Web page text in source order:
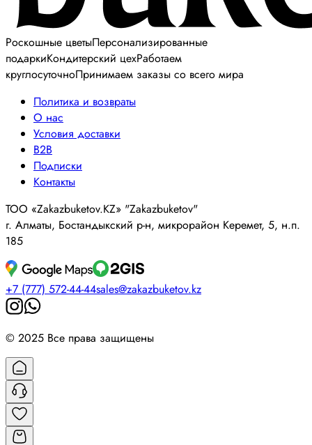
Роскошные цветыПерсонализированные
подаркиКондитерский цехРаботаем
круглосуточноПринимаем заказы со всего мира
Политика и возвраты
О нас
Условия доставки
B2B
Подписки
Контакты
ТОО «Zakazbuketov.KZ» "Zakazbuketov"
г. Алматы, Бостандыкский р-н, микрорайон Керемет, 5, н.п.
185
+7 (777) 572-44-44sales@zakazbuketov.kz
© 2025 Все права защищены